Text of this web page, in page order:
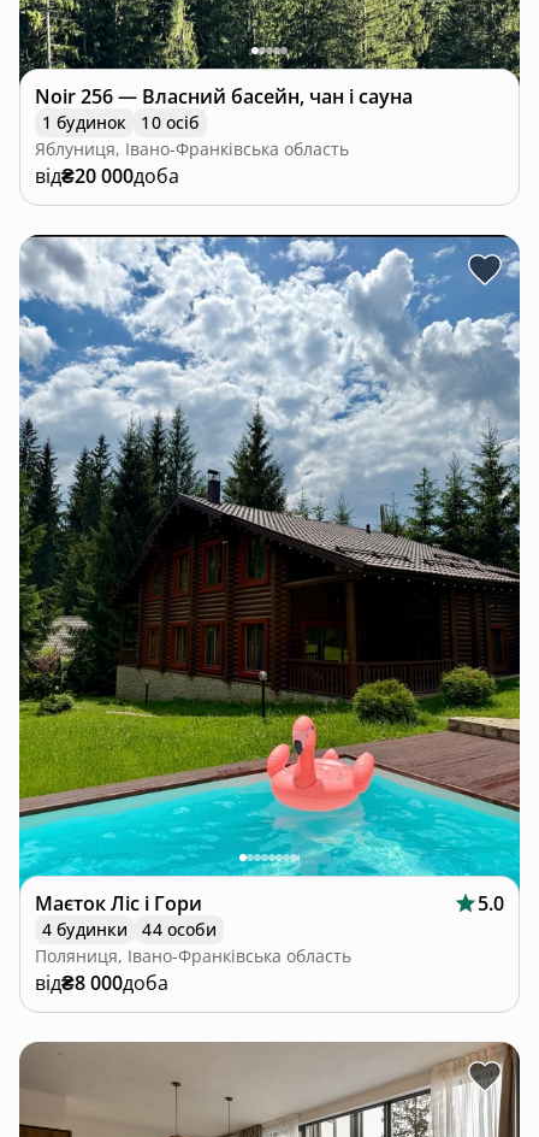
Noir 256 — Власний басейн, чан і сауна
1 будинок
10 осіб
Яблуниця, Івано-Франківська область
від₴20 000доба
Маєток Ліс і Гори 5.0
4 будинки
44 особи
Поляниця, Івано-Франківська область
від₴8 000доба